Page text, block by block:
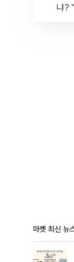
냐?
마켓 최신 뉴